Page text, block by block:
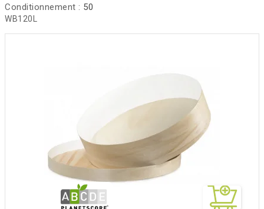
Conditionnement : 50
WB120L